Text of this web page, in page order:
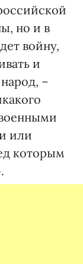
но и в
войну,
и
–
или
которым